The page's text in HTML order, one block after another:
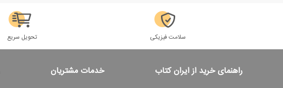
سلامت فیزیکی تحویل سریع
راهنمای خرید از ایران کتاب خدمات مشتریان